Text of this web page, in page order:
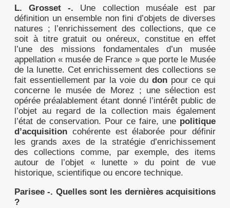
L. Grosset -. Une collection muséale est par
définition un ensemble non fini d’objets de diverses
natures ; l’enrichissement des collections, que ce
soit à titre gratuit ou onéreux, constitue en effet
l’une des missions fondamentales d’un musée
appellation « musée de France » que porte le Musée
de la lunette. Cet enrichissement des collections se
fait essentiellement par la voie du don pour ce qui
concerne le musée de Morez ; une sélection est
opérée préalablement étant donné l’intérêt public de
l’objet au regard de la collection mais également
l’état de conservation. Pour ce faire, une politique
d’acquisition cohérente est élaborée pour définir
les grands axes de la stratégie d’enrichissement
des collections comme, par exemple, des items
autour de l’objet « lunette » du point de vue
historique, scientifique ou encore technique.
Parisee -. Quelles sont les dernières acquisitions
?